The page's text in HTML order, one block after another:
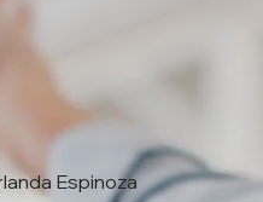
Espinoza